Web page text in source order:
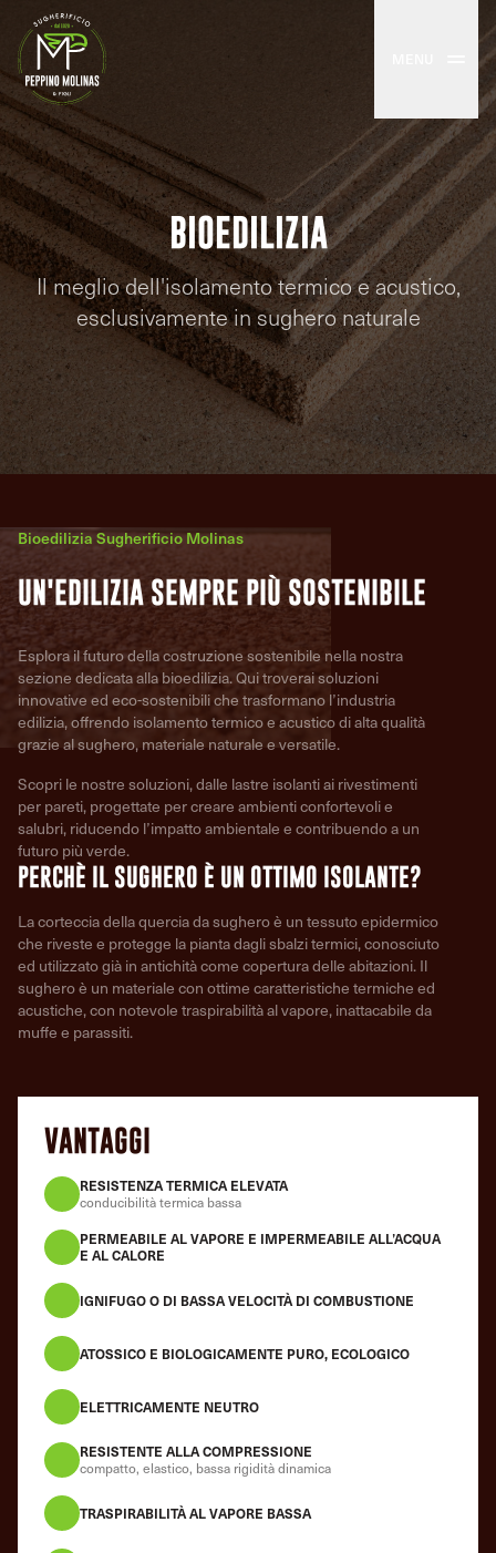
BIOEDILIZIA
Il meglio dell'isolamento termico e acustico,
esclusivamente in sughero naturale
Bioedilizia Sugherificio Molinas
UN'EDILIZIA SEMPRE PIÙ SOSTENIBILE
Esplora il futuro della costruzione sostenibile nella nostra
sezione dedicata alla bioedilizia. Qui troverai soluzioni
innovative ed eco-sostenibili che trasformano l’industria
edilizia, offrendo isolamento termico e acustico di alta qualità
grazie al sughero, materiale naturale e versatile.
Scopri le nostre soluzioni, dalle lastre isolanti ai rivestimenti
per pareti, progettate per creare ambienti confortevoli e
salubri, riducendo l’impatto ambientale e contribuendo a un
futuro più verde.
PERCHÈ IL SUGHERO È UN OTTIMO ISOLANTE?
La corteccia della quercia da sughero è un tessuto epidermico
che riveste e protegge la pianta dagli sbalzi termici, conosciuto
ed utilizzato già in antichità come copertura delle abitazioni. Il
sughero è un materiale con ottime caratteristiche termiche ed
acustiche, con notevole traspirabilità al vapore, inattacabile da
muffe e parassiti.
VANTAGGI
RESISTENZA TERMICA ELEVATA
conducibilità termica bassa
PERMEABILE AL VAPORE E IMPERMEABILE ALL’ACQUA
E AL CALORE
IGNIFUGO O DI BASSA VELOCITÀ DI COMBUSTIONE
ATOSSICO E BIOLOGICAMENTE PURO, ECOLOGICO
ELETTRICAMENTE NEUTRO
RESISTENTE ALLA COMPRESSIONE
compatto, elastico, bassa rigidità dinamica
TRASPIRABILITÀ AL VAPORE BASSA